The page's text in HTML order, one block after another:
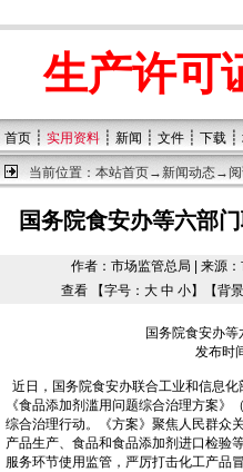
生产许可
首页 ┊ 实用资料 ┊ 新闻 ┊ 文件 ┊ 下载 ┊
当前位置： 本站首页→新闻动态→阅
国务院食安办等六部
作者：市场监管总局 | 来源
查看 【字号： 大 中 小】【背
国务院食安办等
发布时
近日，国务院食安办联合工业和信息
《食品添加剂滥用问题综合治理方案
综合治理行动。
《方案》聚焦人民群众
产品生产、食品和食品添加剂进口检验
服务环节使用监管，严厉打击化工产品